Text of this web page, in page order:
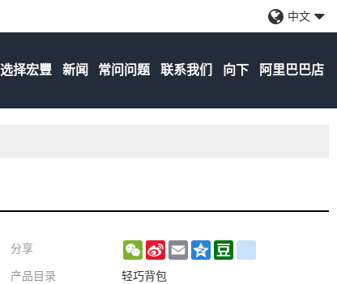
中文
选择宏豐 新闻 常问问题 联系我们 向下 阿里巴巴店
分享 WeChat
Sina
Weibo
EmailQzoneDouban
产品目录
轻巧背包